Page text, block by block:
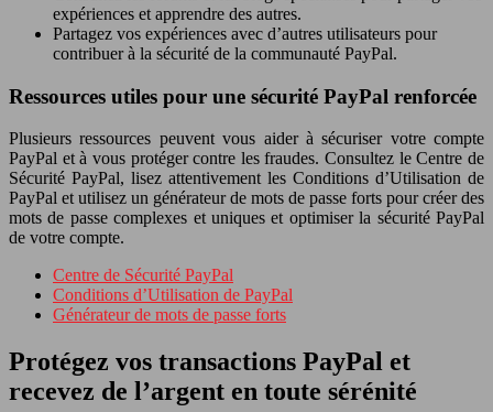
expériences et apprendre des autres.
Partagez vos expériences avec d’autres utilisateurs pour
contribuer à la sécurité de la communauté PayPal.
Ressources utiles pour une sécurité PayPal renforcée
Plusieurs ressources peuvent vous aider à sécuriser votre compte
PayPal et à vous protéger contre les fraudes. Consultez le Centre de
Sécurité PayPal, lisez attentivement les Conditions d’Utilisation de
PayPal et utilisez un générateur de mots de passe forts pour créer des
mots de passe complexes et uniques et optimiser la sécurité PayPal
de votre compte.
Centre de Sécurité PayPal
Conditions d’Utilisation de PayPal
Générateur de mots de passe forts
Protégez vos transactions PayPal et
recevez de l’argent en toute sérénité